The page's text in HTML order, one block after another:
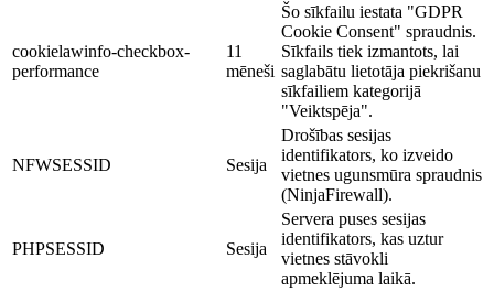
cookielawinfo-checkbox-
performance
11
mēneši
Šo sīkfailu iestata "GDPR
Cookie Consent" spraudnis.
Sīkfails tiek izmantots, lai
saglabātu lietotāja piekrišanu
sīkfailiem kategorijā
"Veiktspēja".
NFWSESSID Sesija
Drošības sesijas
identifikators, ko izveido
vietnes ugunsmūra spraudnis
(NinjaFirewall).
PHPSESSID Sesija
Servera puses sesijas
identifikators, kas uztur
vietnes stāvokli
apmeklējuma laikā.